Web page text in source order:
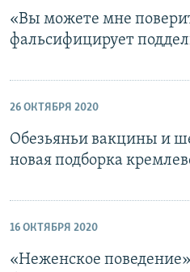
«Вы можете мне
фальсифицирует
26 ОКТЯБРЯ 2020
Обезьяньи вакцины и
новая подборка
16 ОКТЯБРЯ 2020
«Неженское